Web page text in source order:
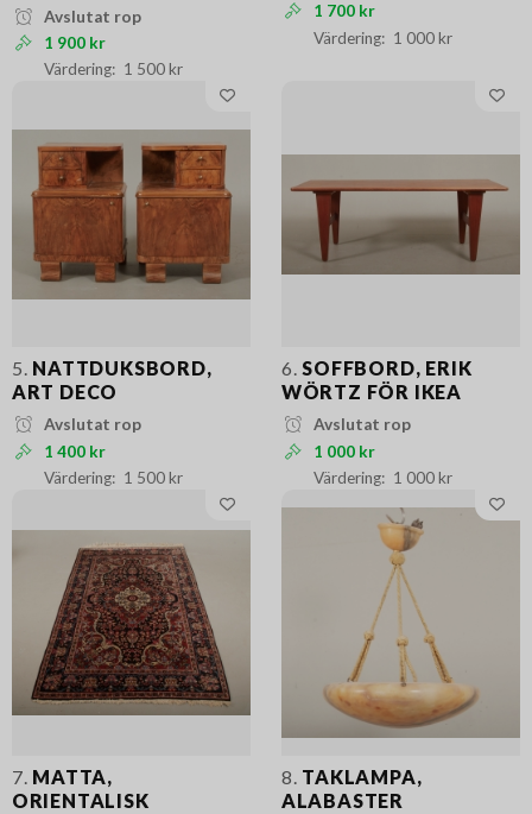
Avslutat rop
1 900 kr
1 500 kr
1 700 kr
1 000 kr
5. NATTDUKSBORD,
ART DECO
Avslutat rop
1 400 kr
1 500 kr
6. SOFFBORD, ERIK
WÖRTZ FÖR IKEA
Avslutat rop
1 000 kr
1 000 kr
7. MATTA,
ORIENTALISK
8. TAKLAMPA,
ALABASTER